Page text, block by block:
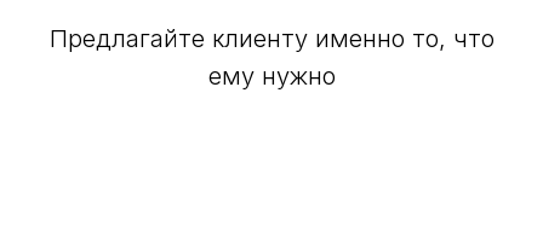
Предлагайте клиенту именно то, что
ему нужно